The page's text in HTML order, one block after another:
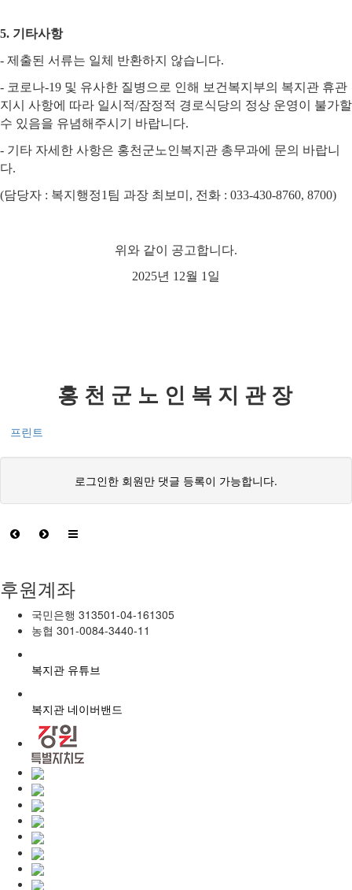
5. 기타사항
- 제출된 서류는 일체 반환하지 않습니다.
- 코로나-19 및 유사한 질병으로 인해 보건복지부의 복지관 휴관
지시 사항에 따라 일시적/잠정적 경로식당의 정상 운영이 불가할
수 있음을 유념해주시기 바랍니다.
- 기타 자세한 사항은 홍천군노인복지관 총무과에 문의 바랍니
다.
(담당자 : 복지행정1 팀 과장 최보미 , 전화 : 033-430-8760, 8700)
위와 같이 공고합니다.
2025년 12월 1 일
홍 천 군 노 인 복 지 관 장
프린트
로그인한 회원만 댓글 등록이 가능합니다.
후원계좌
국민은행 313501-04-161305
농협 301-0084-3440-11
복지관 유튜브
복지관 네이버밴드